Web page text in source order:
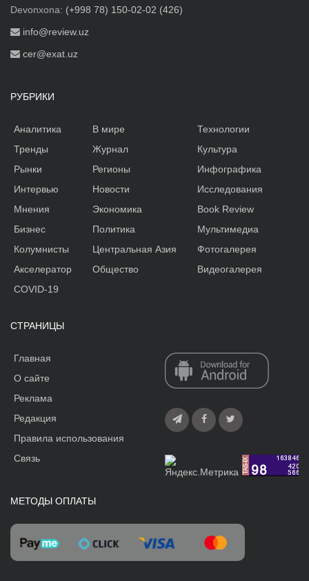
Devonxona: (+998 78) 150-02-02 (426)
info@review.uz
cer@exat.uz
РУБРИКИ
Аналитика
Тренды
Рынки
Интервью
Мнения
Бизнес
Колумнисты
Акселератор
В мире
Журнал
Регионы
Новости
Экономика
Политика
Центральная Азия
Общество
Технологии
Культура
Инфографика
Исследования
Book Review
Мультимедиа
Фотогалерея
Видеогалерея
COVID-19
СТРАНИЦЫ
Главная
О сайте
Реклама
Редакция
Правила использования
Связь
МЕТОДЫ ОПЛАТЫ